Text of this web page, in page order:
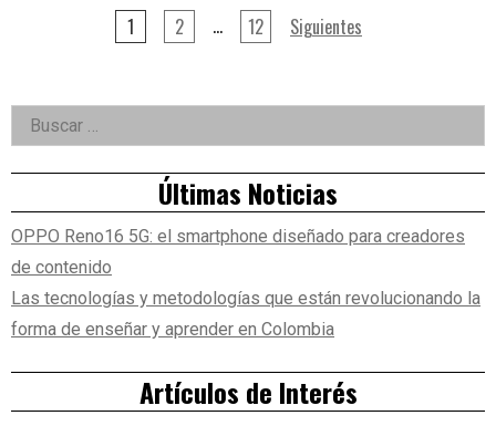
solo
basta
viajar
Paginación
1 2 … 12 Siguientes
Right
Asides
Buscar:
Últimas Noticias
OPPO Reno16 5G: el smartphone diseñado para creadores
de contenido
Las tecnologías y metodologías que están revolucionando la
forma de enseñar y aprender en Colombia
Artículos de Interés